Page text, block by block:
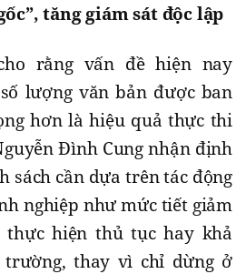
tăng giám sát độc lập
rằng vấn đề hiện nay
lượng văn bản được ban
hơn là hiệu quả thực thi
Đình Cung nhận định
sách cần dựa trên tác động
nghiệp như mức tiết giảm
hiện thủ tục hay khả
thay vì chỉ dừng ở